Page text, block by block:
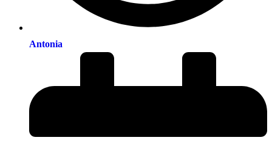
Antonia